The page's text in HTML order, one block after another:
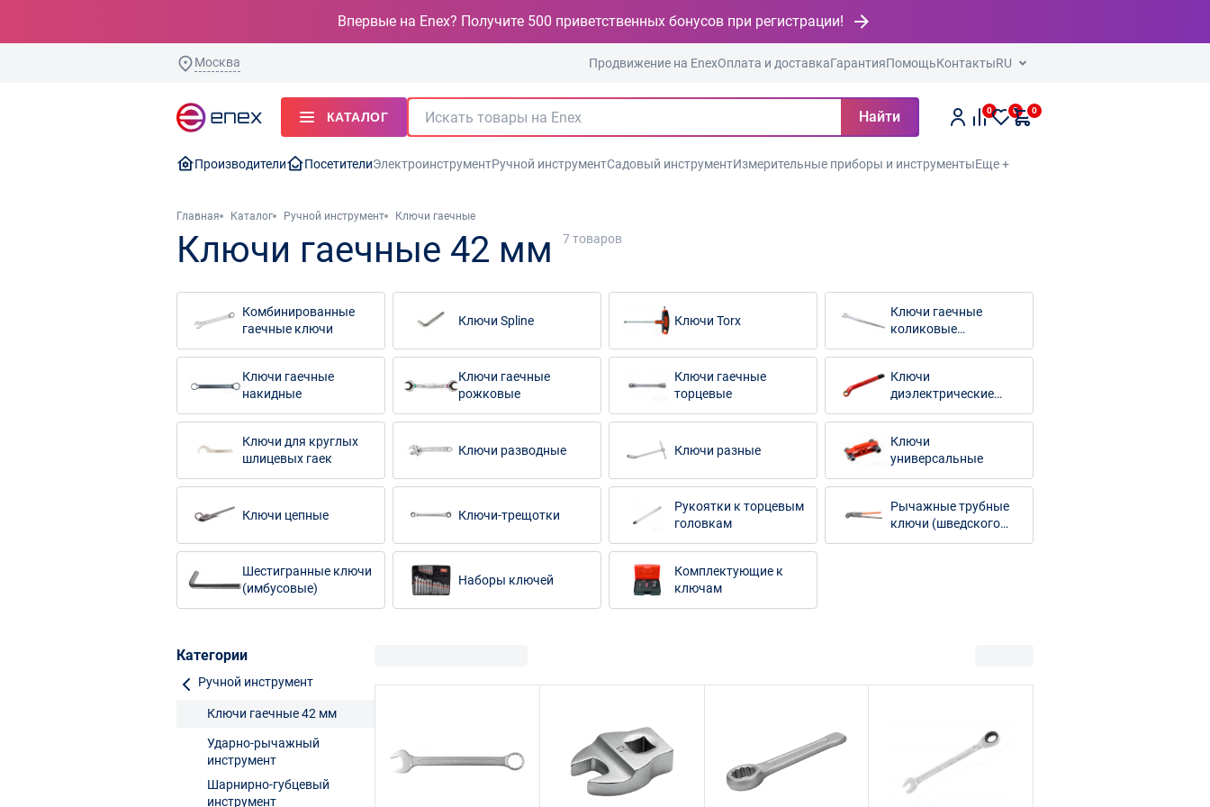
Впервые на Enex? Получите 500 приветственных бонусов при регистрации!
Москва Продвижение на EnexОплата и доставкаГарантияПомощьКонтактыRU
КАТАЛОГ Найти 0 0 0
Производители ПосетителиЭлектроинструментРучной инструментСадовый инструментИзмерительные приборы и инструментыЕще +
Главная Каталог Ручной инструмент Ключи гаечные
Ключи гаечные 42 мм 7товаров
Комбинированные
гаечные ключи
Ключи Spline Ключи Torx
Ключи гаечные
коликовые
монтажные
Ключи гаечные
накидные
Ключи гаечные
рожковые
Ключи гаечные
торцевые
Ключи
диэлектрические
(изолированные)
Ключи для круглых
шлицевых гаек
Ключи разводные Ключи разные
Ключи
универсальные
Ключи цепные Ключи-трещотки
Рукоятки к торцевым
головкам
Рычажные трубные
ключи (шведского
типа)
Шестигранные ключи
(имбусовые)
Наборы ключей
Комплектующие к
ключам
Категории
Ручной инструмент
Ключи гаечные 42 мм
Ударно-рычажный
инструмент
Шарнирно-губцевый
инструмент